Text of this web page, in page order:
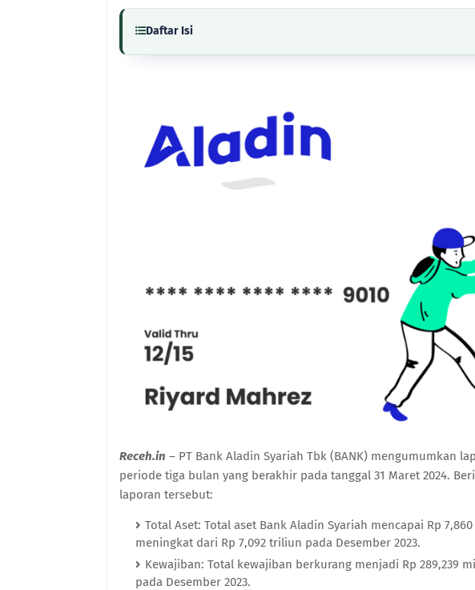
Daftar Isi
Receh.in – PT Bank Aladin Syariah Tbk (BANK) mengumumkan
periode tiga bulan yang berakhir pada tanggal 31 Maret 2024.
laporan tersebut:
Total Aset: Total aset Bank Aladin Syariah mencapai Rp
meningkat dari Rp 7,092 triliun pada Desember 2023.
Kewajiban: Total kewajiban berkurang menjadi Rp 289,239
pada Desember 2023.